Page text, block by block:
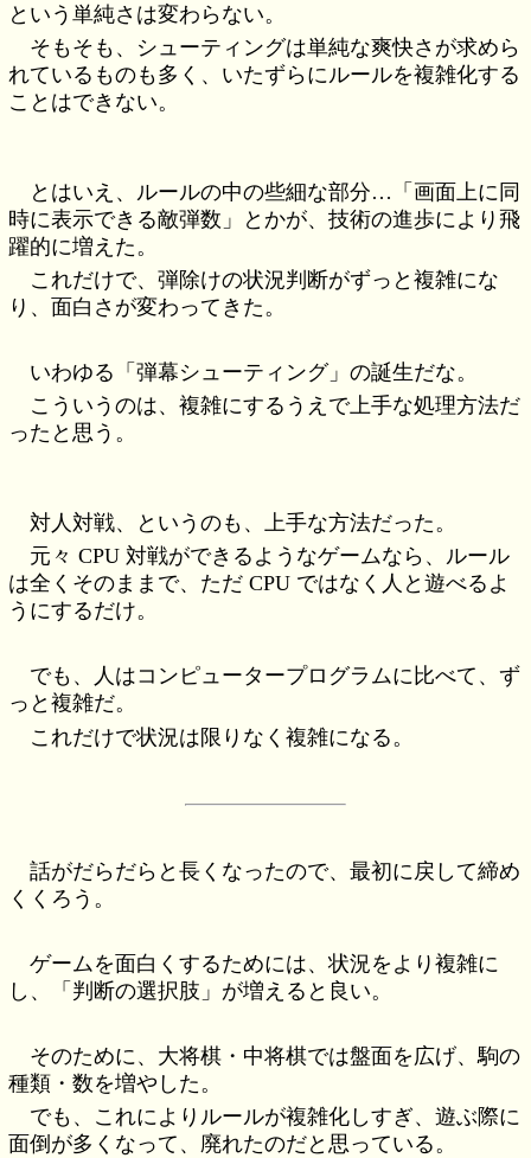
という単純さは変わらない。
そもそも、シューティングは単純な爽快さが求めら
れているものも多く、いたずらにルールを複雑化する
ことはできない。
とはいえ、ルールの中の些細な部分…「画面上に同
時に表示できる敵弾数」とかが、技術の進歩により飛
躍的に増えた。
これだけで、弾除けの状況判断がずっと複雑にな
り、面白さが変わってきた。
いわゆる「弾幕シューティング」の誕生だな。
こういうのは、複雑にするうえで上手な処理方法だ
ったと思う。
対人対戦、というのも、上手な方法だった。
元々 CPU 対戦ができるようなゲームなら、ルール
は全くそのままで、ただ CPU ではなく人と遊べるよ
うにするだけ。
でも、人はコンピュータープログラムに比べて、ず
っと複雑だ。
これだけで状況は限りなく複雑になる。
話がだらだらと長くなったので、最初に戻して締め
くくろう。
ゲームを面白くするためには、状況をより複雑に
し、「判断の選択肢」が増えると良い。
そのために、大将棋・中将棋では盤面を広げ、駒の
種類・数を増やした。
でも、これによりルールが複雑化しすぎ、遊ぶ際に
面倒が多くなって、廃れたのだと思っている。